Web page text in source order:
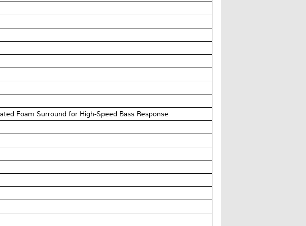
Foam Surround for High-Speed Bass Response